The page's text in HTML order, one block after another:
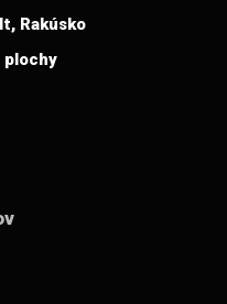
Rakúsko
plochy